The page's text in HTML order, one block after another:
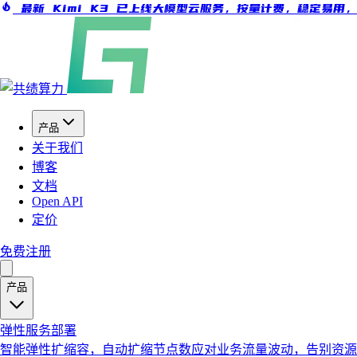
最新 Kimi K3 已上线大模型云服务，按量计费，稳定易用，
产品
关于我们
博客
文档
Open API
定价
免费注册
产品
弹性服务部署
智能弹性扩缩容，自动扩缩节点数应对业务流量波动，告别资